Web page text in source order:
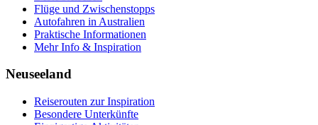
Flüge und Zwischenstopps
Autofahren in Australien
Praktische Informationen
Mehr Info & Inspiration
Neuseeland
Reiserouten zur Inspiration
Besondere Unterkünfte